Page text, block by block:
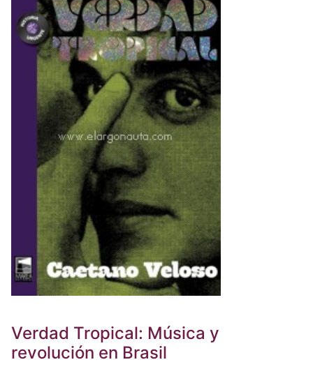
Verdad Tropical: Música y
revolución en Brasil